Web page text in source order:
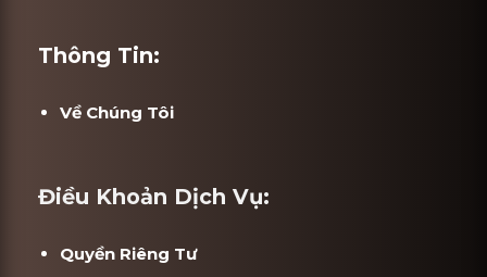
Thông Tin:
Về Chúng Tôi
Điều Khoản Dịch Vụ:
Quyền Riêng Tư